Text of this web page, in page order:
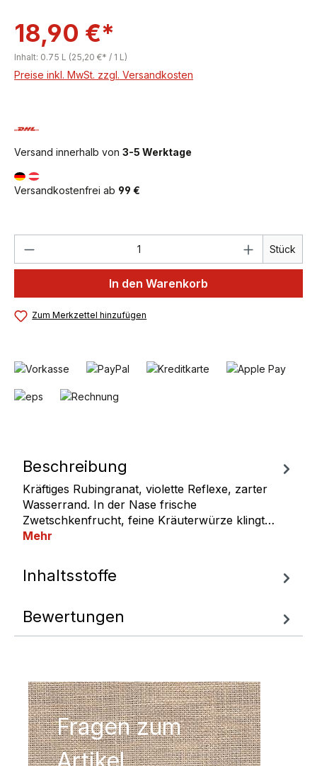
18,90 €*
Inhalt: 0.75 L (25,20 €* / 1 L)
Preise inkl. MwSt. zzgl. Versandkosten
Versand innerhalb von 3-5 Werktage
Versandkostenfrei ab 99 €
Produkt Anzahl: Gib den Stück
In den Warenkorb
Zum Merkzettel hinzufügen
Beschreibung
Kräftiges Rubingranat, violette Reflexe, zarter
Wasserrand. In der Nase frische
Zwetschkenfrucht, feine Kräuterwürze klingt…
Mehr
Inhaltsstoffe
Bewertungen
Fragen zum